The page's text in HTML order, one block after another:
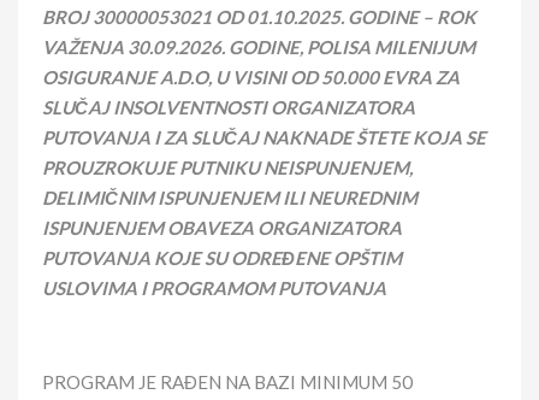
BROJ30000053021 OD 01.10.2025. GODINE – ROK
VAŽENJA 30.09.2026. GODINE, POLISA MILENIJUM
OSIGURANJE A.D.O, U VISINI OD 50.000 EVRA ZA
SLUČAJ INSOLVENTNOSTI ORGANIZATORA
PUTOVANJA I ZA SLUČAJ NAKNADE ŠTETE KOJA SE
PROUZROKUJE PUTNIKU NEISPUNJENJEM,
DELIMIČNIM ISPUNJENJEM ILI NEUREDNIM
ISPUNJENJEM OBAVEZA ORGANIZATORA
PUTOVANJA KOJE SU ODREĐENE OPŠTIM
USLOVIMA I PROGRAMOM PUTOVANJA
PROGRAM JE RAĐEN NA BAZI MINIMUM 50